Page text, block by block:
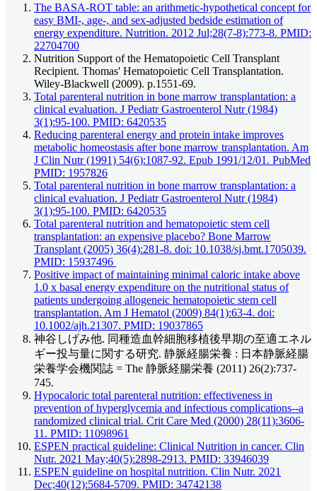
The BASA-ROT table: an arithmetic-hypothetical concept for
easy BMI-, age-, and sex-adjusted bedside estimation of
energy expenditure. Nutrition. 2012 Jul;28(7-8):773-8. PMID:
22704700
Nutrition Support of the Hematopoietic Cell Transplant
Recipient. Thomas' Hematopoietic Cell Transplantation.
Wiley-Blackwell (2009). p.1551-69.
Total parenteral nutrition in bone marrow transplantation: a
clinical evaluation. J Pediatr Gastroenterol Nutr (1984)
3(1):95-100. PMID: 6420535
Reducing parenteral energy and protein intake improves
metabolic homeostasis after bone marrow transplantation. Am
J Clin Nutr (1991) 54(6):1087-92. Epub 1991/12/01. PubMed
PMID: 1957826
Total parenteral nutrition in bone marrow transplantation: a
clinical evaluation. J Pediatr Gastroenterol Nutr (1984)
3(1):95-100. PMID: 6420535
Total parenteral nutrition and hematopoietic stem cell
transplantation: an expensive placebo? Bone Marrow
Transplant (2005) 36(4):281-8. doi: 10.1038/sj.bmt.1705039.
PMID: 15937496
Positive impact of maintaining minimal caloric intake above
1.0 x basal energy expenditure on the nutritional status of
patients undergoing allogeneic hematopoietic stem cell
transplantation. Am J Hematol (2009) 84(1):63-4. doi:
10.1002/ajh.21307. PMID: 19037865
神谷しげみ他. 同種造血幹細胞移植後早期の至適エネル
ギー投与量に関する研究. 静脈経腸栄養 : 日本静脈経腸
栄養学会機関誌 = The 静脈経腸栄養 (2011) 26(2):737-
745.
Hypocaloric total parenteral nutrition: effectiveness in
prevention of hyperglycemia and infectious complications--a
randomized clinical trial. Crit Care Med (2000) 28(11):3606-
11. PMID: 11098961
ESPEN practical guideline: Clinical Nutrition in cancer. Clin
Nutr. 2021 May;40(5):2898-2913. PMID: 33946039
ESPEN guideline on hospital nutrition. Clin Nutr. 2021
Dec;40(12):5684-5709. PMID: 34742138